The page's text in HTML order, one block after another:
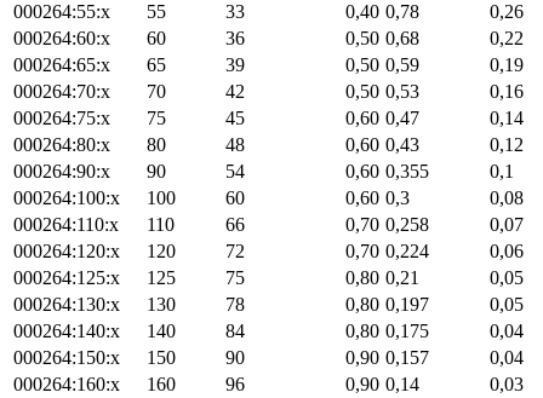
000264:55:x
55 33 0,40 0,78
0,26
000264:60:x
60 36 0,50 0,68
0,22
000264:65:x
65 39 0,50 0,59
0,19
000264:70:x
70 42 0,50 0,53
0,16
000264:75:x
75 45 0,60 0,47
0,14
000264:80:x
80 48 0,60 0,43
0,12
000264:90:x
90 54 0,60 0,355
0,1
000264:100:x
100 60 0,60 0,3
0,08
000264:110:x
110 66 0,70 0,258
0,07
000264:120:x
120 72 0,70 0,224
0,06
000264:125:x
125 75 0,80 0,21
0,05
000264:130:x
130 78 0,80 0,197
0,05
000264:140:x
140 84 0,80 0,175
0,04
000264:150:x
150 90 0,90 0,157
0,04
000264:160:x
160 96 0,90 0,14
0,03